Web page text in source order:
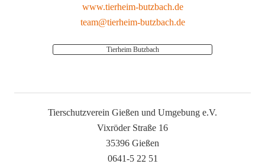
www.tierheim-butzbach.de
team@tierheim-butzbach.de
Tierheim Butzbach
Tierschutzverein Gießen und Umgebung e.V.
Vixröder Straße 16
35396 Gießen
0641-5 22 51